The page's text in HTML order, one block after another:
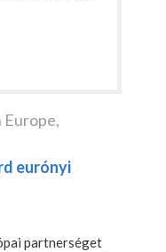
Europe,
eurónyi
partnerséget